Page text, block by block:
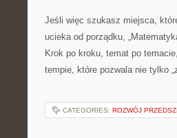
Jeśli więc szukasz miejsca,
ucieka od porządku,
Krok po kroku, temat po
tempie, które pozwala nie tylko
CATEGORIES: ROZWÓJ